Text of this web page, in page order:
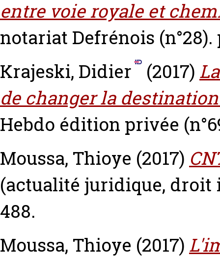
entre voie royale et
notariat Defrénois (n°28).
Krajeski, Didier
(2017)
de changer la
Hebdo édition privée
Moussa, Thioye (2017)
(actualité juridique, droit
488.
Moussa, Thioye (2017)